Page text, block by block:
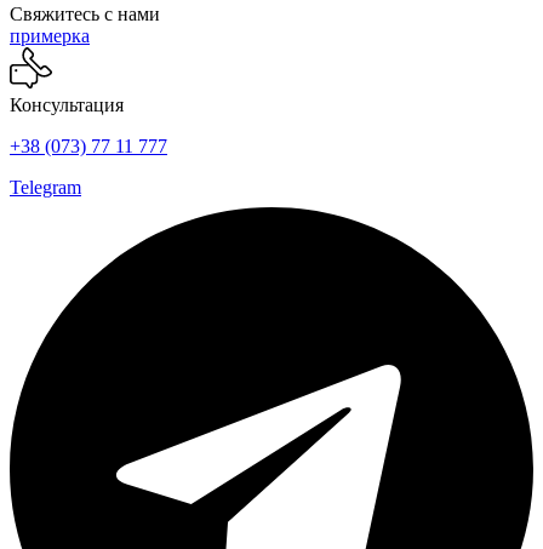
Свяжитесь с нами
примерка
Консультация
+38 (073) 77 11 777
Telegram